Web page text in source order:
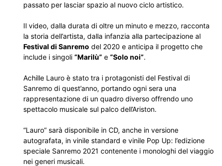
passato per lasciar spazio al nuovo ciclo artistico.
Il video, dalla durata di oltre un minuto e mezzo, racconta
la storia dell’artista, dalla infanzia alla partecipazione al
Festival di Sanremo del 2020 e anticipa il progetto che
include i singoli “Marilù” e “Solo noi”.
Achille Lauro è stato tra i protagonisti del Festival di
Sanremo di quest’anno, portando ogni sera una
rappresentazione di un quadro diverso offrendo uno
spettacolo musicale sul palco dell’Ariston.
“Lauro” sarà disponibile in CD, anche in versione
autografata, in vinile standard e vinile Pop Up: l’edizione
speciale Sanremo 2021 contenente i monologhi del viaggio
nei generi musicali.